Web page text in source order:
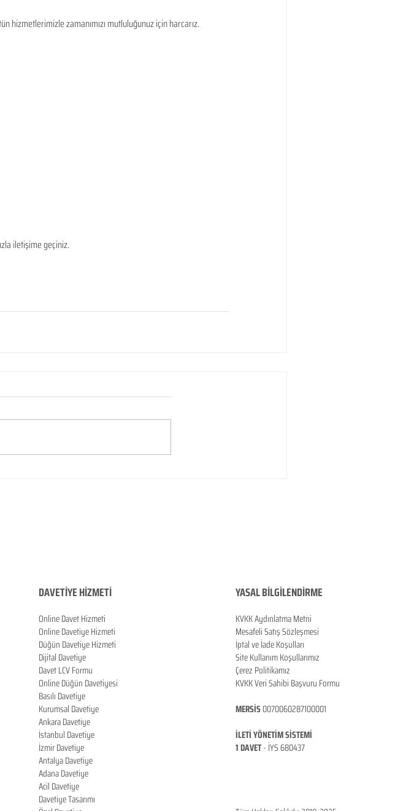
zamanımızı mutluluğunuz için harcarız.
iletişime geçiniz.
DAVETİYE HİZMETİ
Online Davet Hizmeti
Online Davetiye Hizmeti
Düğün Davetiye Hizmeti
Dijital Davetiye
Davet LCV Formu
Online Düğün Davetiyesi
Basılı Davetiye
Kurumsal Davetiye
Ankara Davetiye
İstanbul Davetiye
İzmir Davetiye
Antalya Davetiye
Adana Davetiye
Acil Davetiye
Davetiye Tasarımı
YASAL BİLGİLENDİRME
KVKK Aydınlatma Metni
Mesafeli Satış Sözleşmesi
İptal ve İade Koşulları
Site Kullanım Koşullarımız
Çerez Politikamız
KVKK Veri Sahibi Başvuru Formu
MERSİS0070060287100001
İLETİ YÖNETİM SİSTEMİ
1 DAVET- İYS 680437